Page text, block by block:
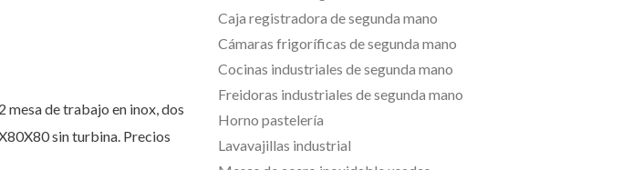
mesa de trabajo en inox, dos
sin turbina. Precios
Caja registradora de segunda mano
Cámaras frigoríficas de segunda mano
Cocinas industriales de segunda mano
Freidoras industriales de segunda mano
Horno pastelería
Lavavajillas industrial